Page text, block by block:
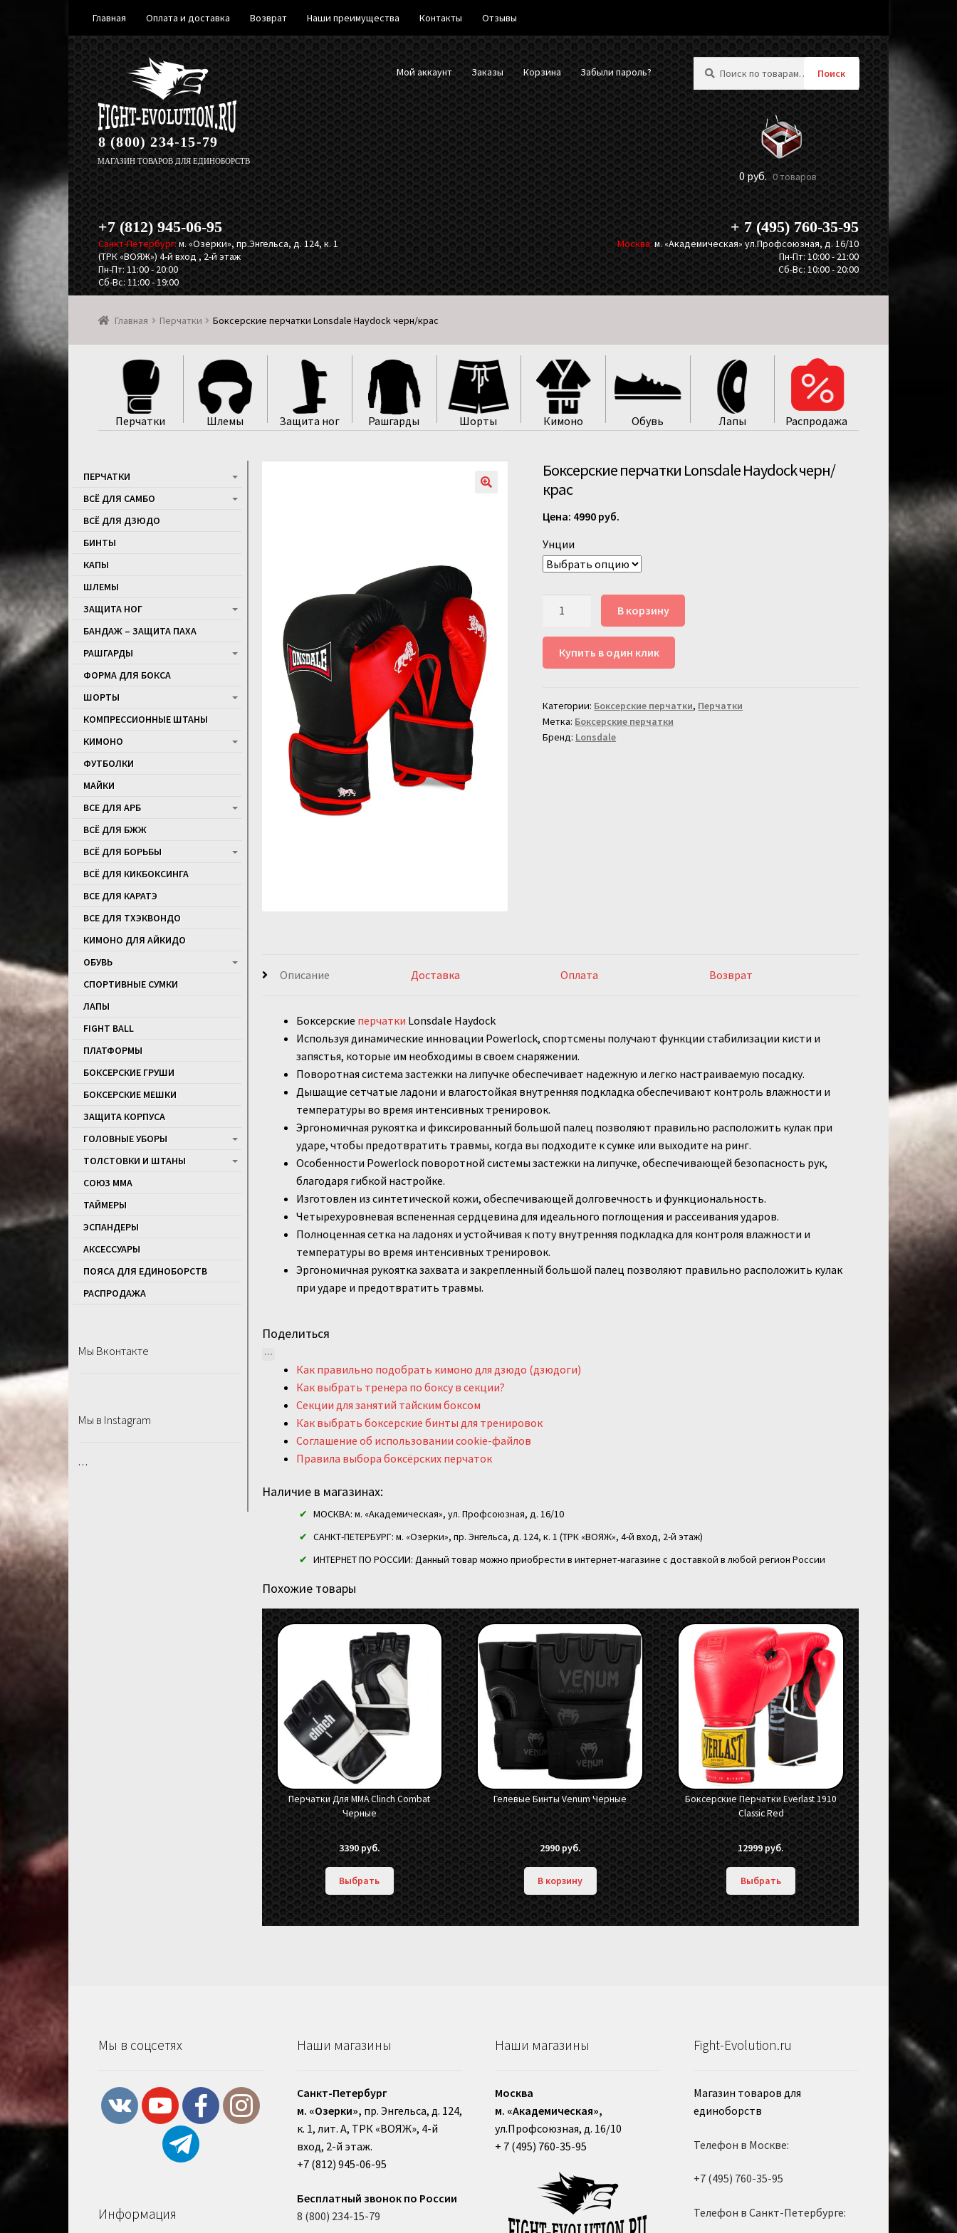
Перейти
к
навигации
Перейти
к
содержимому
Мой аккаунт Заказы Корзина Забыли пароль? Поиск
0руб. 0 товаров
8 (800) 234-15-79
МАГАЗИН ТОВАРОВ ДЛЯ ЕДИНОБОРСТВ
+7 (812) 945-06-95
Санкт-Петербург: м. «Озерки», пр.Энгельса, д. 124, к. 1
(ТРК «ВОЯЖ») 4-й вход , 2-й этаж
Пн-Пт: 11:00 - 20:00
Сб-Вс: 11:00 - 19:00
+ 7 (495) 760-35-95
Москва:м. «Академическая» ул.Профсоюзная, д. 16/10
Пн-Пт: 10:00 - 21:00
Сб-Вс: 10:00 - 20:00
Главная Перчатки Боксерские перчатки Lonsdale Haydock черн/крас
Перчатки Шлемы Защита ног Рашгарды Шорты Кимоно Обувь Лапы Распродажa
Боксерские перчатки Lonsdale Haydock черн/
крас
4990 руб.
Унции
Боксерские
перчатки
черн/
крас
В корзину
Купить в один клик
Категории: Боксерские перчатки, Перчатки
Метка: Боксерские перчатки
Бренд: Lonsdale
Описание Доставка Оплата Возврат
Боксерские перчатки Lonsdale Haydock
Используя динамические инновации Powerlock, спортсмены получают функции стабилизации кисти и
запястья, которые им необходимы в своем снаряжении.
Поворотная система застежки на липучке обеспечивает надежную и легко настраиваемую посадку.
Дышащие сетчатые ладони и влагостойкая внутренняя подкладка обеспечивают контроль влажности и
температуры во время интенсивных тренировок.
Эргономичная рукоятка и фиксированный большой палец позволяют правильно расположить кулак при
ударе, чтобы предотвратить травмы, когда вы подходите к сумке или выходите на ринг.
Особенности Powerlock поворотной системы застежки на липучке, обеспечивающей безопасность рук,
благодаря гибкой настройке.
Изготовлен из синтетической кожи, обеспечивающей долговечность и функциональность.
Четырехуровневая вспененная сердцевина для идеального поглощения и рассеивания ударов.
Полноценная сетка на ладонях и устойчивая к поту внутренняя подкладка для контроля влажности и
температуры во время интенсивных тренировок.
Эргономичная рукоятка захвата и закрепленный большой палец позволяют правильно расположить кулак
при ударе и предотвратить травмы.
Поделиться
Как правильно подобрать кимоно для дзюдо (дзюдоги)
Как выбрать тренера по боксу в секции?
Секции для занятий тайским боксом
Как выбрать боксерские бинты для тренировок
Соглашение об использовании cookie-файлов
Правила выбора боксёрских перчаток
Наличие в магазинах:
МОСКВА: м. «Академическая», ул. Профсоюзная, д. 16/10
САНКТ-ПЕТЕРБУРГ: м. «Озерки», пр. Энгельса, д. 124, к. 1 (ТРК «ВОЯЖ», 4-й вход, 2-й этаж)
ИНТЕРНЕТ ПО РОССИИ: Данный товар можно приобрести в интернет-магазине с доставкой в любой регион России
Похожие товары
Перчатки Для ММА Clinch Combat
Черные
3390руб.
Выбрать
Гелевые Бинты Venum Черные
2990руб.
В корзину
Боксерские Перчатки Everlast 1910
Classic Red
12999руб.
Выбрать
ПЕРЧАТКИ
ВСЁ ДЛЯ САМБО
ВСЁ ДЛЯ ДЗЮДО
БИНТЫ
КАПЫ
ШЛЕМЫ
ЗАЩИТА НОГ
БАНДАЖ – ЗАЩИТА ПАХА
РАШГАРДЫ
ФОРМА ДЛЯ БОКСА
ШОРТЫ
КОМПРЕССИОННЫЕ ШТАНЫ
КИМОНО
ФУТБОЛКИ
МАЙКИ
ВСЕ ДЛЯ АРБ
ВСЁ ДЛЯ БЖЖ
ВСЁ ДЛЯ БОРЬБЫ
ВСЁ ДЛЯ КИКБОКСИНГА
ВСЕ ДЛЯ КАРАТЭ
ВСЕ ДЛЯ ТХЭКВОНДО
КИМОНО ДЛЯ АЙКИДО
ОБУВЬ
СПОРТИВНЫЕ СУМКИ
ЛАПЫ
FIGHT BALL
ПЛАТФОРМЫ
БОКСЕРСКИЕ ГРУШИ
БОКСЕРСКИЕ МЕШКИ
ЗАЩИТА КОРПУСА
ГОЛОВНЫЕ УБОРЫ
ТОЛСТОВКИ И ШТАНЫ
СОЮЗ ММА
ТАЙМЕРЫ
ЭСПАНДЕРЫ
АКСЕССУАРЫ
ПОЯСА ДЛЯ ЕДИНОБОРСТВ
РАСПРОДАЖA
Мы Вконтакте
Мы в Instagram
…
Мы в соцсетях
Информация
Наши магазины
Санкт-Петербург
м. «Озерки», пр. Энгельса, д. 124,
к. 1, лит. А, ТРК «ВОЯЖ», 4-й
вход, 2-й этаж.
+7 (812) 945-06-95
Бесплатный звонок по России
8 (800) 234-15-79
Наши магазины
Москва
м. «Академическая»,
ул.Профсоюзная, д. 16/10
+ 7 (495) 760-35-95
Fight-Evolution.ru
Магазин товаров для
единоборств
Телефон в Москве:
+7 (495) 760-35-95
Телефон в Санкт-Петербурге:
Главная Оплата и доставка Возврат Наши преимущества Контакты Отзывы